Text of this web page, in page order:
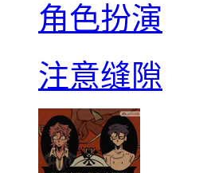
角色扮演
注意缝隙